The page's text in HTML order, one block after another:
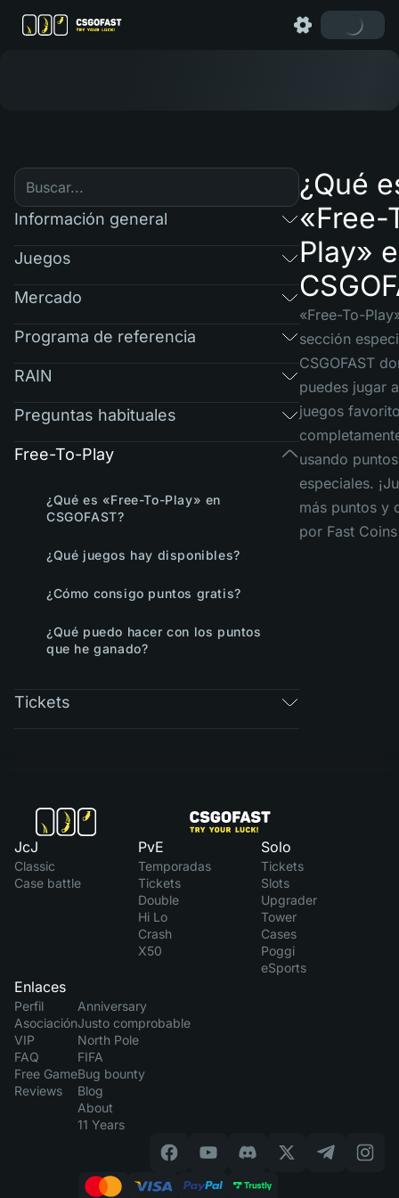
Información general
Juegos
Mercado
Programa de referencia
RAIN
Preguntas habituales
Free-To-Play
¿Qué es «Free-To-Play» en
CSGOFAST?
¿Qué juegos hay disponibles?
¿Cómo consigo puntos gratis?
¿Qué puedo hacer con los puntos
que he ganado?
Tickets
¿Qué
«Free-
Play»
«Free-To-
sección
CSGOFAST
puedes jugar
juegos
usando puntos
especiales.
más puntos y
por Fast
JcJ
Classic
Case battle
PvE
Temporadas
Tickets
Double
Hi Lo
Crash
X50
Solo
Tickets
Slots
Upgrader
Tower
Cases
Poggi
eSports
Enlaces
Perfil
Asociación
VIP
FAQ
Free Game
Reviews
Anniversary
Justo comprobable
North Pole
FIFA
Bug bounty
Blog
About
11 Years